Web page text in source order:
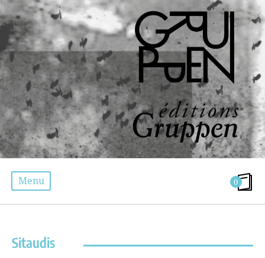
Menu 0
Sitaudis